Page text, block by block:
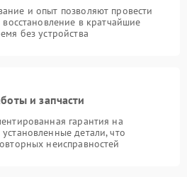
и опыт позволяют провести
восстановление в кратчайшие
без устройства
и запчасти
гарантия на
детали, что
неисправностей